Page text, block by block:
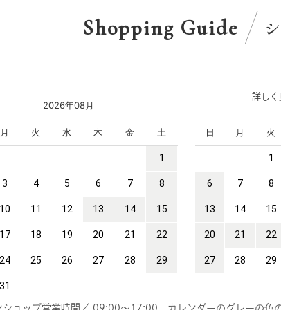
Shopping Guide
詳し
ショップ営業時間／ 09:00～17:00 カレンダーのグレーの色